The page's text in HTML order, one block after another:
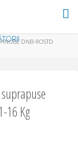
DNB-ROSTD
16 Kg